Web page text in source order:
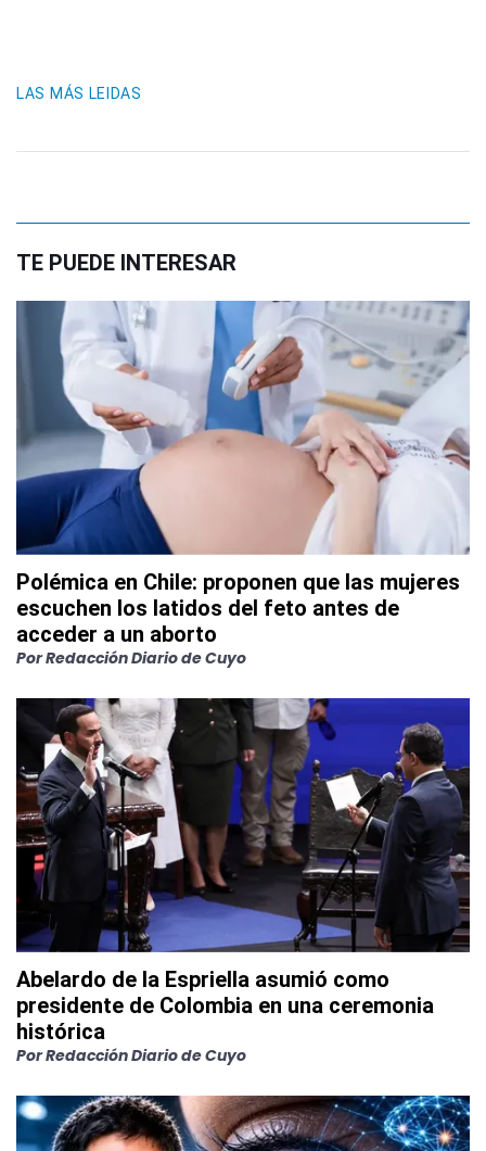
LAS MÁS LEIDAS
TE PUEDE INTERESAR
Polémica en Chile: proponen que las mujeres
escuchen los latidos del feto antes de
acceder a un aborto
PorRedacción Diario de Cuyo
Abelardo de la Espriella asumió como
presidente de Colombia en una ceremonia
histórica
PorRedacción Diario de Cuyo